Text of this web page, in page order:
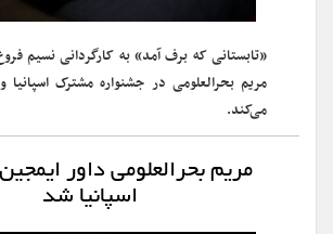
«تابستانی که برف آمد» ‌به کارگردانی نسیم
مریم بحرالعلومی در جشنواره مشترک‌ اسپانیا
می‌کند.
مریم بحرالعلومی داور
اسپانیا شد